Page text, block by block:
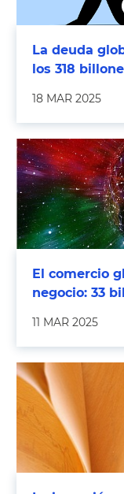
La deuda
los 318
18 MAR 2025
El comercio
negocio: 33
11 MAR 2025